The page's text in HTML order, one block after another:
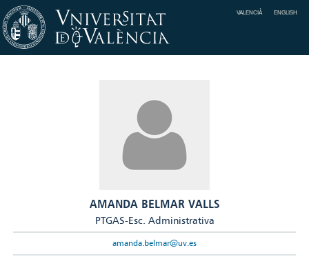
VALENCIÀ ENGLISH
AMANDA BELMAR VALLS
PTGAS-Esc. Administrativa
amanda.belmar@uv.es